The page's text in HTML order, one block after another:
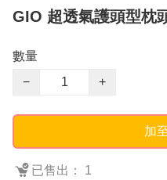
GIO 超透氣護頭型枕
數量
−
+
加
已售出： 1